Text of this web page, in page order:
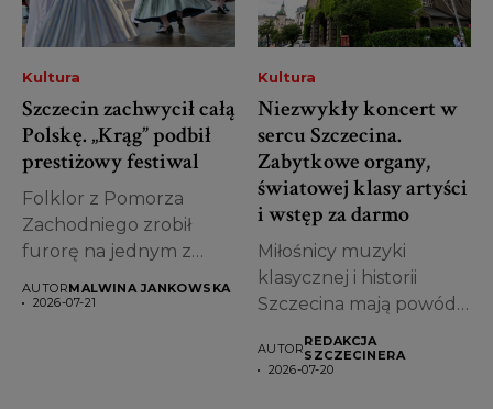
Kultura
Szczecin zachwycił całą
Polskę. „Krąg” podbił
prestiżowy festiwal
Folklor z Pomorza
Zachodniego zrobił
furorę na jednym z
wydarzeń
AUTORMALWINA JANKOWSKA
2026-07-21
Kultura
Niezwykły koncert w
sercu Szczecina.
Zabytkowe organy,
światowej klasy artyści
i wstęp za darmo
Miłośnicy muzyki
klasycznej i historii
Szczecina mają powód,
AUTORREDAKCJA
SZCZECINERA
2026-07-20